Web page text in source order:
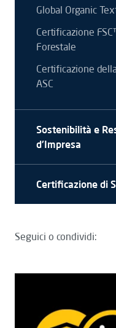
Global Organic
Certificazione
Forestale
Certificazione
ASC
Sostenibilità e
d'Impresa
Certificazione di
Seguici o condividi: